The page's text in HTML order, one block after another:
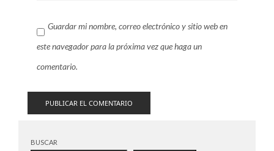
Guardar mi nombre, correo electrónico y sitio web en
este navegador para la próxima vez que haga un
comentario.
BUSCAR